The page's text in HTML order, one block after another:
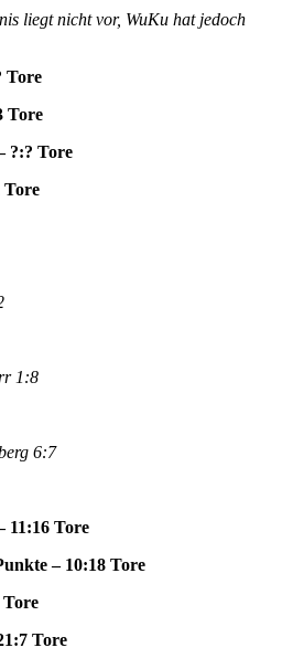
liegt nicht vor, WuKu hat jedoch
Tore
Tore
?:? Tore
Tore
1:8
6:7
11:16 Tore
– 10:18 Tore
Tore
Tore